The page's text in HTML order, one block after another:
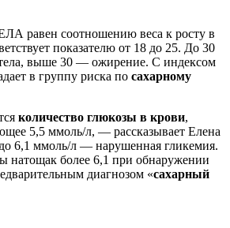
соотношению веса к росту в
показателю от 18 до 25. До 30
выше 30 — ожирение. С индексом
в группу риска по сахарному
количество глюкозы в крови,
5,5 ммоль/л, — рассказывает Елена
6,1 ммоль/л — нарушенная гликемия.
натощак более 6,1 при обнаружении
диагнозом «сахарный